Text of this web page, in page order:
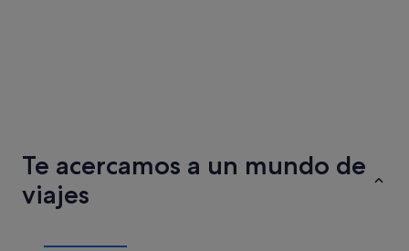
Te acercamos a un mundo de
viajes